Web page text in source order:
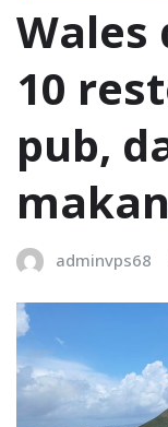
Wаlеѕ
10
рub,
adminvps68